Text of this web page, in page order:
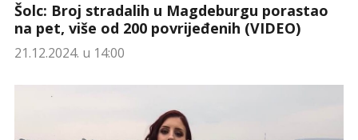
Šolc: Broj stradalih u Magdeburgu porastao
na pet, više od 200 povrijeđenih (VIDEO)
21.12.2024. u 14:00